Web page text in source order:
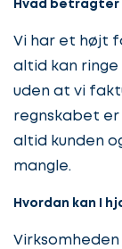
Hvad betragter
Vi har et højt
altid kan ringe
uden at vi
regnskabet
altid kunden
mangle.
Hvordan kan I